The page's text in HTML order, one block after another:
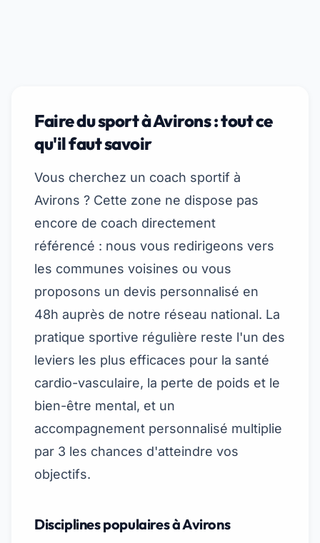
Faire du sport à Avirons : tout ce
qu'il faut savoir
Vous cherchez un coach sportif à
Avirons ? Cette zone ne dispose pas
encore de coach directement
référencé : nous vous redirigeons vers
les communes voisines ou vous
proposons un devis personnalisé en
48h auprès de notre réseau national. La
pratique sportive régulière reste l'un des
leviers les plus efficaces pour la santé
cardio-vasculaire, la perte de poids et le
bien-être mental, et un
accompagnement personnalisé multiplie
par 3 les chances d'atteindre vos
objectifs.
Disciplines populaires à Avirons